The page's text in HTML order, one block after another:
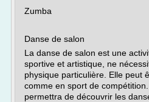
Zumba
Danse de salon
La danse de salon est une
sportive et artistique, ne
physique particulière. Elle peut
comme en sport de
permettra de découvrir les